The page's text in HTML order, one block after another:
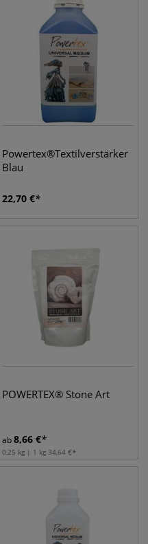
Powertex®Textilverstärker
Blau
22,70 €
POWERTEX® Stone Art
ab8,66 €
0,25 kg | 1 kg 34,64 €